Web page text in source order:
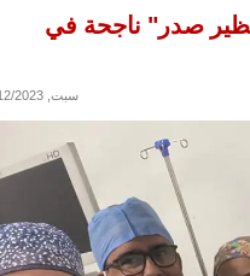
صدر" ناجحة في
سبت, 02/12/2023 - 13:37